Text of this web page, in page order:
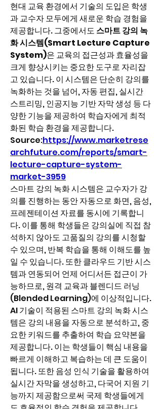
현대 교육 환경에서 기술의 도입은 학생
과 교수자 모두에게 새로운 학습 경험을
제공합니다. 그중에서도 스마트 강의 녹
화 시스템(Smart Lecture Capture
System)은 교육의 접근성과 효율성을
크게 향상시키는 중요한 도구로 자리잡
고 있습니다. 이 시스템은 단순히 강의를
녹화하는 것을 넘어, 자동 편집, 실시간
스트리밍, 인공지능 기반 자막 생성 등 다
양한 기능을 제공하여 학습자에게 최적
화된 학습 환경을 제공합니다.
Source:https://www.marketrese
archfuture.com/reports/smart-
lecture-capture-system-
market-3959
스마트 강의 녹화 시스템은 교수자가 강
의를 진행하는 동안 자동으로 화면, 음성,
프레젠테이션 자료를 동시에 기록합니
다. 이를 통해 학생들은 강의실에 직접 참
석하지 않아도 고품질의 강의를 시청할
수 있으며, 반복 학습을 통해 이해도를 높
일 수 있습니다. 또한 클라우드 기반 시스
템과 연동되어 언제 어디서든 접근이 가
능하므로, 원격 교육과 블렌디드 러닝
(Blended Learning)에 이상적입니다.
AI 기술이 적용된 스마트 강의 녹화 시스
템은 강의 내용을 자동으로 분석하고, 중
요한 키워드를 추출하여 학습 요약본을
제공합니다. 이는 학생들이 핵심 내용을
빠르게 이해하고 복습하는 데 큰 도움이
됩니다. 또한 음성 인식 기술을 활용하여
실시간 자막을 생성하고, 다국어 지원 기
능까지 제공함으로써 국제 학생들에게